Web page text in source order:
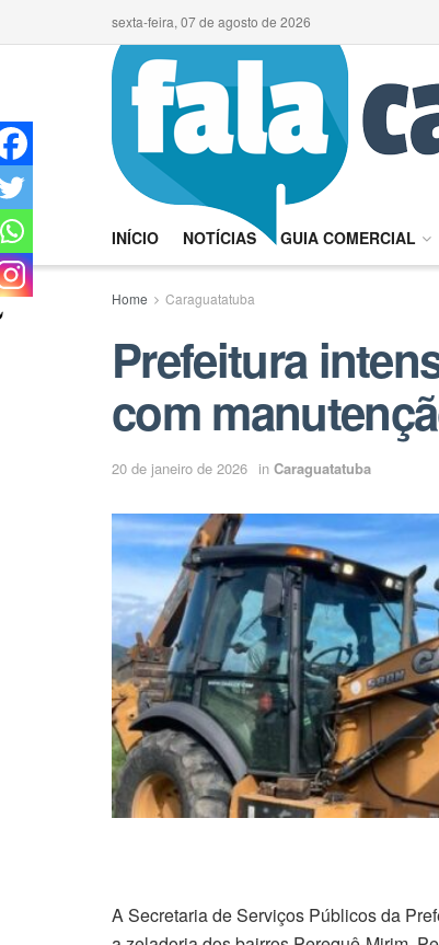
sexta-feira, 07 de agosto de 2026
INÍCIO NOTÍCIAS GUIA COMERCIAL
Home Caraguatatuba
Prefeitura
com
20 de janeiro de 2026 in Caraguatatuba
A Secretaria de Serviços Públicos da